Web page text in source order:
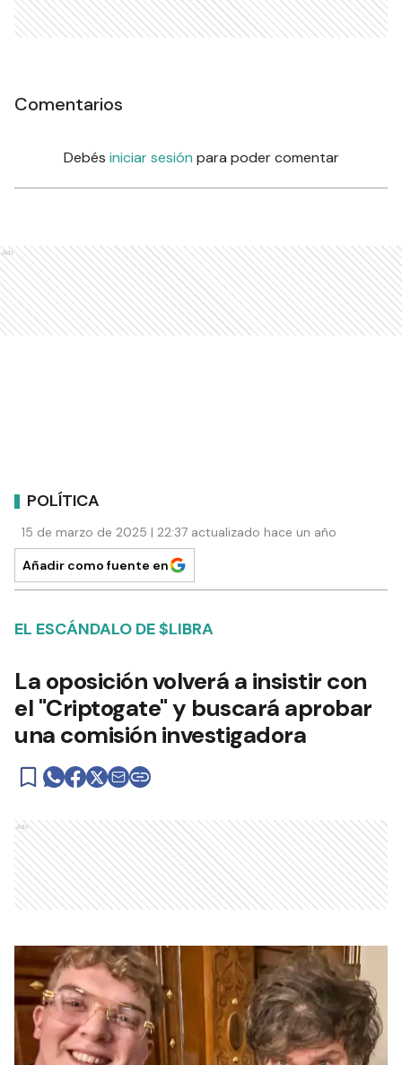
Comentarios
Debés iniciar sesión para poder comentar
Ads
POLÍTICA
15 de marzo de 2025 | 22:37 actualizado hace un año
Añadir como fuente en
EL ESCÁNDALO DE $LIBRA
La oposición volverá a insistir con
el "Criptogate" y buscará aprobar
una comisión investigadora
Ads